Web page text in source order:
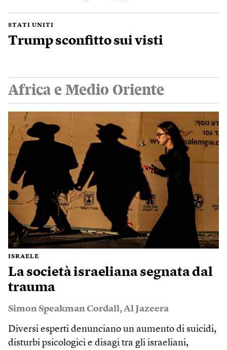
STATI UNITI
Trump sconfitto sui visti
Africa e Medio Oriente
ISRAELE
La società israeliana segnata dal
trauma
Simon Speakman Cordall,Al Jazeera
Diversi esperti denunciano un aumento di suicidi,
disturbi psicologici e disagi tra gli israeliani,